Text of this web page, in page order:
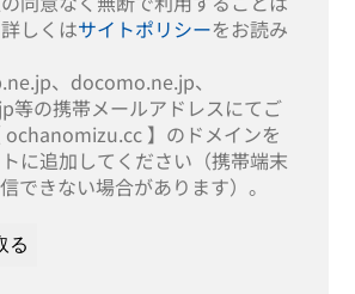
しくはサイトポリシーをお読み
、docomo.ne.jp、
等の携帯メールアドレスにてご
ochanomizu.cc 】のドメインを
に追加してください（携帯端末
できない場合があります）。